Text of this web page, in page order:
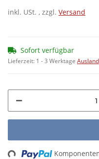
inkl. USt. , zzgl. Versand
Sofort verfügbar
Lieferzeit: 1 - 3 Werktage Ausland